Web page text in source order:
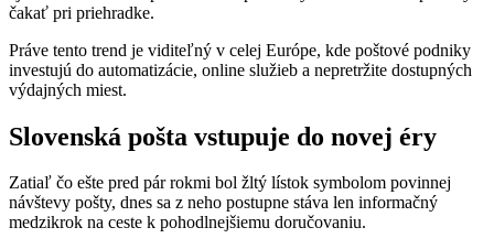
čakať pri priehradke.
Práve tento trend je viditeľný v celej Európe, kde poštové podniky
investujú do automatizácie, online služieb a nepretržite dostupných
výdajných miest.
Slovenská pošta vstupuje do novej éry
Zatiaľ čo ešte pred pár rokmi bol žltý lístok symbolom povinnej
návštevy pošty, dnes sa z neho postupne stáva len informačný
medzikrok na ceste k pohodlnejšiemu doručovaniu.